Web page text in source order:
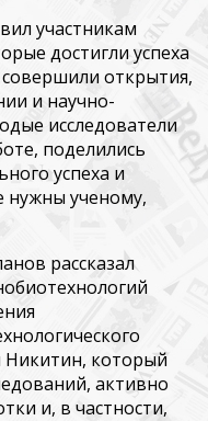
участникам
достигли успеха
открытия,
и научно-
исследователи
поделились
успеха и
нужны ученому,
рассказал
Никитин, который
активно
и, в частности,